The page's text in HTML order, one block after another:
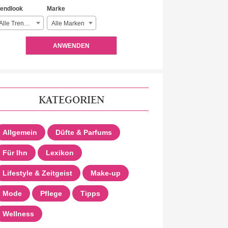
Alle Trendlooks
Marke
Alle Marken
ANWENDEN
KATEGORIEN
Allgemein Düfte & Parfums
Für Ihn Lexikon
Lifestyle & Zeitgeist Make-up
Mode Pflege Tipps
Wellness